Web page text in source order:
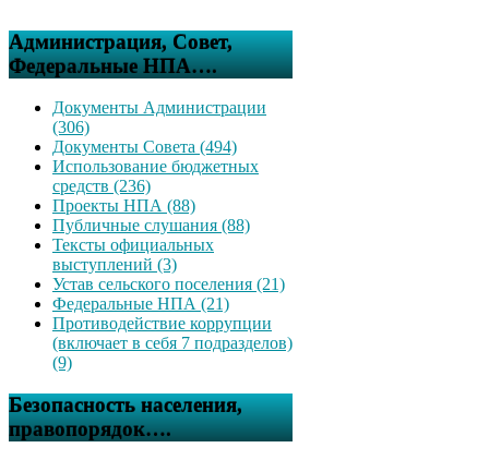
Администрация, Совет,
Федеральные НПА….
Документы Администрации
(306)
Документы Совета (494)
Использование бюджетных
средств (236)
Проекты НПА (88)
Публичные слушания (88)
Тексты официальных
выступлений (3)
Устав сельского поселения (21)
Федеральные НПА (21)
Противодействие коррупции
(включает в себя 7 подразделов)
(9)
Безопасность населения,
правопорядок….